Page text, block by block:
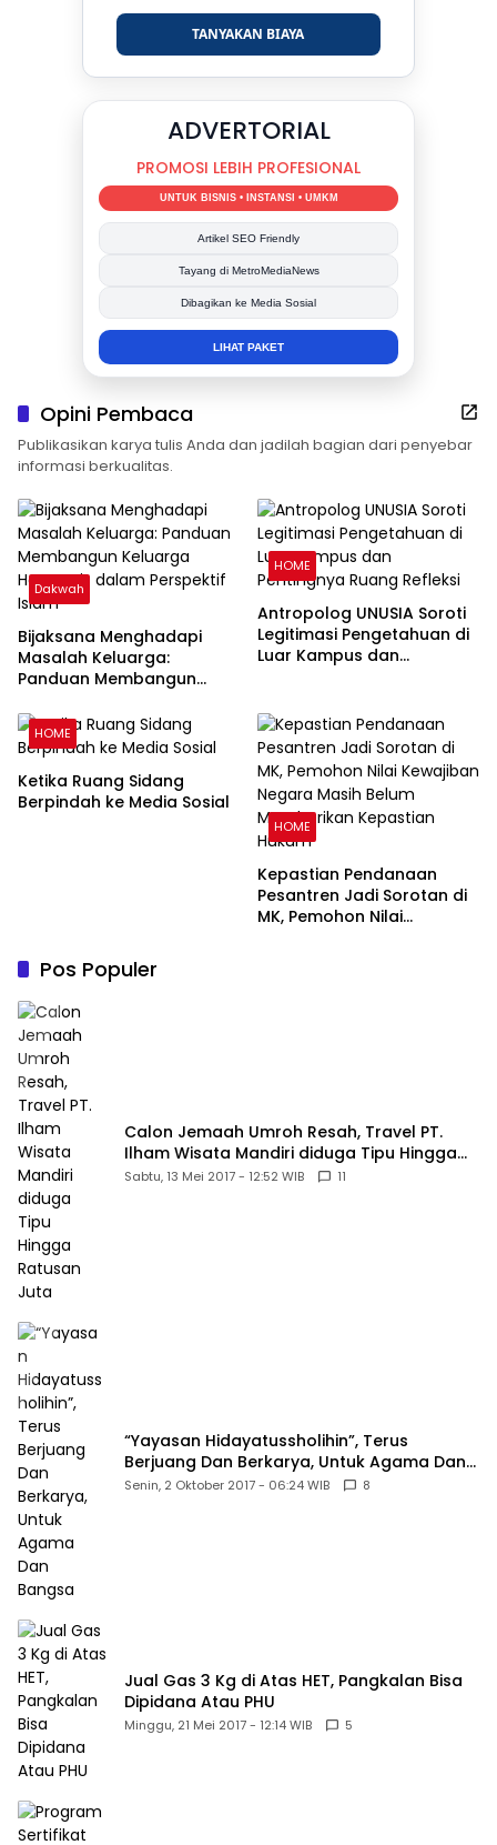
TANYAKAN BIAYA
DUKUNG KAMI
BERSAMA METROMEDIANEWS.CO
MEDIA INFORMASI TERPERCAYA
Publikasi Kegiatan
Berita Promosi
Tingkatkan Branding Anda
INFO SELENGKAPNYA
Opini Pembaca
Publikasikan karya tulis Anda dan jadilah bagian dari penyebar
informasi berkualitas.
Dakwah
Bijaksana Menghadapi
Masalah Keluarga:
Panduan Membangun
Perspektif Islam
HOME
Antropolog UNUSIA Soroti
Legitimasi Pengetahuan di
Luar Kampus dan
HOME
Ketika Ruang Sidang
Berpindah ke Media Sosial
HOME
Kepastian Pendanaan
Pesantren Jadi Sorotan di
MK, Pemohon Nilai
Pos Populer
Calon Jemaah Umroh Resah, Travel PT.
Ilham Wisata Mandiri diduga Tipu Hingga
Ratusan Juta
Sabtu, 13 Mei 2017 - 12:52 WIB 11
“Yayasan Hidayatussholihin”, Terus
Berjuang Dan Berkarya, Untuk Agama Dan
Bangsa
Senin, 2 Oktober 2017 - 06:24 WIB 8
Jual Gas 3 Kg di Atas HET, Pangkalan Bisa
Dipidana Atau PHU
Minggu, 21 Mei 2017 - 12:14 WIB 5